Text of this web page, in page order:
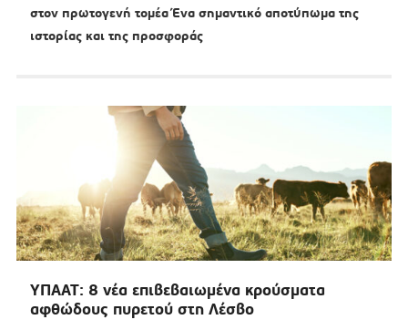
στον πρωτογενή τομέα Ένα σημαντικό αποτύπωμα της
ιστορίας και της προσφοράς
ΥΠΑΑΤ: 8 νέα επιβεβαιωμένα κρούσματα
αφθώδους πυρετού στη Λέσβο